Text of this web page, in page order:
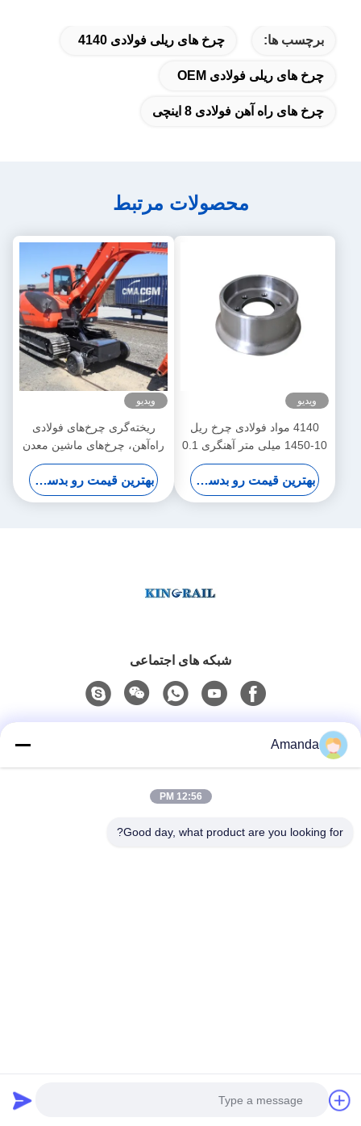
برچسب ها: چرخ های ریلی فولادی 4140
چرخ های ریلی فولادی OEM
چرخ های راه آهن فولادی 8 اینچی
محصولات مرتبط
ویدیو
4140 مواد فولادی چرخ ریل
10-1450 میلی متر آهنگری 0.1
میلی متر تحمل
بهترین قیمت رو بدست بیار
ویدیو
ریخته‌گری چرخ‌های فولادی
راه‌آهن، چرخ‌های ماشین معدن
ODM 150-560HB سختی
بهترین قیمت رو بدست بیار
شبکه های اجتماعی
0086-15556982932
Amanda
12:56 PM
Good day, what product are you looking for?